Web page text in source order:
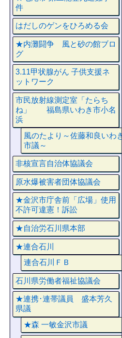
件
はだしのゲンをひろめる会
★内灘闘争 風と砂の館ブロ
グ
3.11甲状腺がん 子供支援ネ
ットワーク
市民放射線測定室「たらち
ね」 福島県いわき市小名
浜
風のたより～佐藤和良いわき
市議～
非核宣言自治体協議会
原水爆被害者団体協議会
★金沢市庁舎前「広場」使用
不許可違憲！訴訟
★自治労石川県本部
★連合石川
連合石川ＦＢ
石川県労働者福祉協議会
★連携･連帯議員 盛本芳久
県議
★森 一敏金沢市議